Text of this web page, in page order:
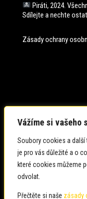
Vážíme si vašeho
Soubory cookies a
je pro vás důležité a o
které cookies můžeme
odvolat.
Přečtěte si naše zásady
Piráti, 2024.
Sdílejte a nechte
Zásady ochrany
Zadavatel: Česká